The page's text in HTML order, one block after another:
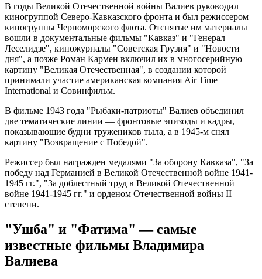
В годы Великой Отечественной войны Валиев руководил
киногруппой Северо-Кавказского фронта и был режиссером
киногруппы Черноморского флота. Отснятые им материалы
вошли в документальные фильмы "Кавказ" и "Генерал
Леселидзе", киножурналы "Советская Грузия" и "Новости
дня", а позже Роман Кармен включил их в многосерийную
картину "Великая Отечественная", в создании которой
принимали участие американская компания Air Time
International и Совинфильм.
В фильме 1943 года "Рыбаки-патриоты" Валиев объединил
две тематические линии — фронтовые эпизоды и кадры,
показывающие будни тружеников тыла, а в 1945-м снял
картину "Возвращение с Победой".
Режиссер был награжден медалями "За оборону Кавказа", "За
победу над Германией в Великой Отечественной войне 1941-
1945 гг.", "За доблестный труд в Великой Отечественной
войне 1941-1945 гг." и орденом Отечественной войны II
степени.
"Ушба" и "Фатима" — самые
известные фильмы Владимира
Валиева